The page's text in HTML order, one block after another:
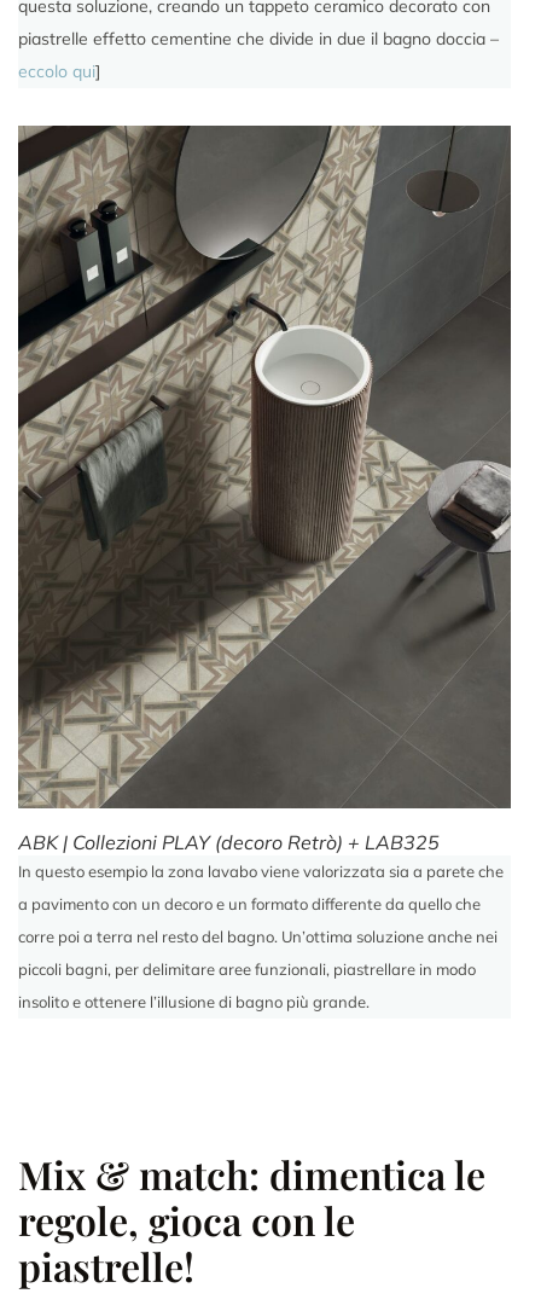
questa soluzione, creando un tappeto ceramico decorato con
piastrelle effetto cementine che divide in due il bagno doccia –
eccolo qui]
ABK | Collezioni PLAY (decoro Retrò) + LAB325
In questo esempio la zona lavabo viene valorizzata sia a parete che
a pavimento con un decoro e un formato differente da quello che
corre poi a terra nel resto del bagno. Un’ottima soluzione anche nei
piccoli bagni, per delimitare aree funzionali, piastrellare in modo
insolito e ottenere l’illusione di bagno più grande.
Mix & match: dimentica le
regole, gioca con le
piastrelle!